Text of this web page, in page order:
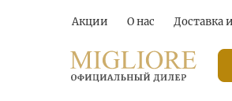
Акции О нас Доставка